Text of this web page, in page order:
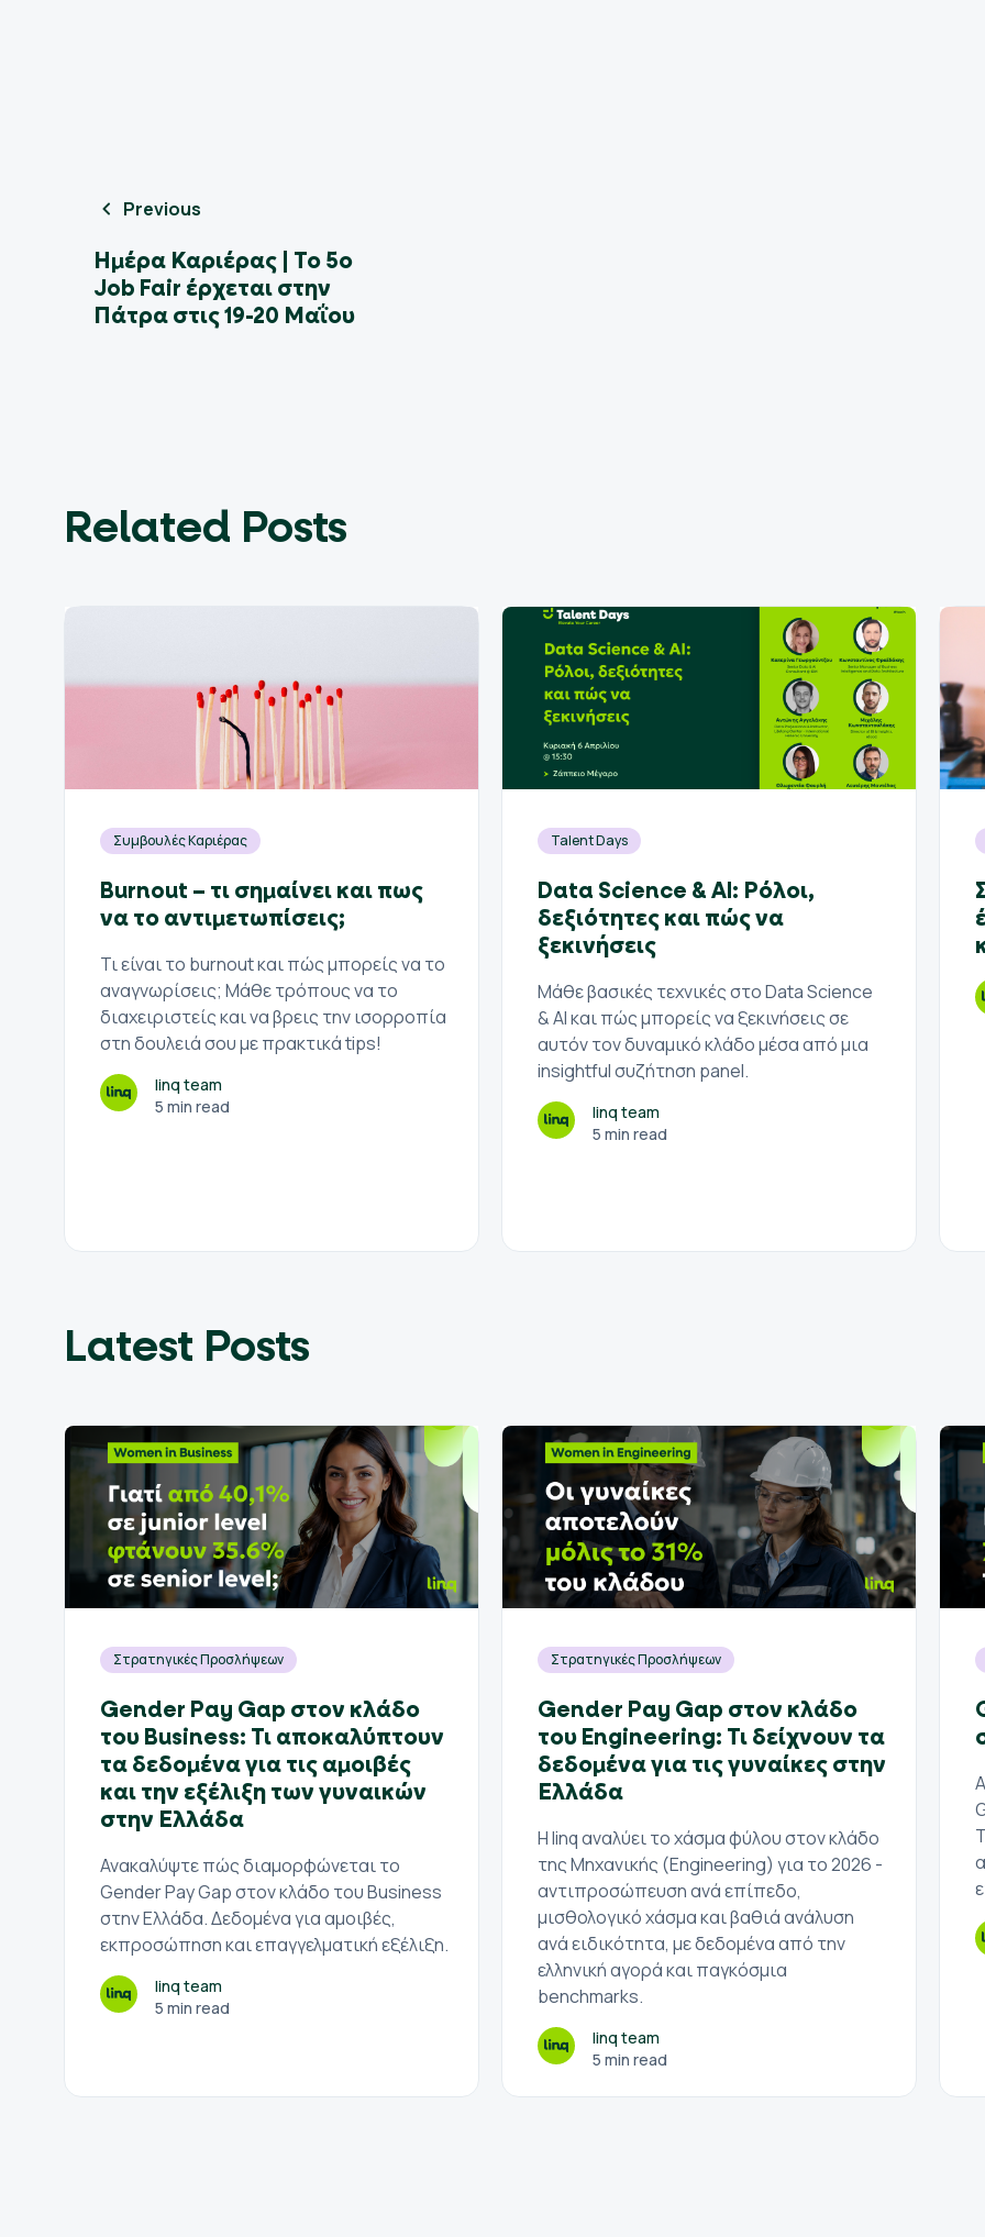
Previous
Ημέρα Καριέρας | Το 5ο
Job Fair έρχεται στην
Πάτρα στις 19-20 Μαΐου
Related Posts
Συμβουλές Καριέρας
Burnout – τι σημαίνει και πως
να το αντιμετωπίσεις;
Τι είναι το burnout και πώς μπορείς να το
αναγνωρίσεις; Μάθε τρόπους να το
διαχειριστείς και να βρεις την ισορροπία
στη δουλειά σου με πρακτικά tips!
linq team
5 min read
Talent Days
Data Science & AI: Ρόλοι,
δεξιότητες και πώς να
ξεκινήσεις
Μάθε βασικές τεχνικές στο Data Science
& AI και πώς μπορείς να ξεκινήσεις σε
αυτόν τον δυναμικό κλάδο μέσα από μια
insightful συζήτηση panel.
linq team
5 min read
Latest Posts
Στρατηγικές Προσλήψεων
Gender Pay Gap στον κλάδο
του Business: Τι αποκαλύπτουν
τα δεδομένα για τις αμοιβές
και την εξέλιξη των γυναικών
στην Ελλάδα
Ανακαλύψτε πώς διαμορφώνεται το
Gender Pay Gap στον κλάδο του Business
στην Ελλάδα. Δεδομένα για αμοιβές,
εκπροσώπηση και επαγγελματική εξέλιξη.
linq team
5 min read
Στρατηγικές Προσλήψεων
Gender Pay Gap στον κλάδο
του Engineering: Τι δείχνουν τα
δεδομένα για τις γυναίκες στην
Ελλάδα
Η linq αναλύει το χάσμα φύλου στον κλάδο
της Μηχανικής (Engineering) για το 2026 -
αντιπροσώπευση ανά επίπεδο,
μισθολογικό χάσμα και βαθιά ανάλυση
ανά ειδικότητα, με δεδομένα από την
ελληνική αγορά και παγκόσμια
benchmarks.
linq team
5 min read